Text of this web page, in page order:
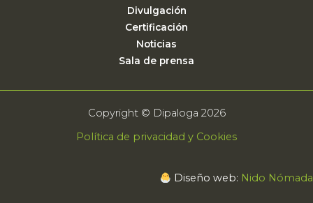
Divulgación
Certificación
Noticias
Sala de prensa
Copyright © Dipaloga 2026
Política de privacidad y Cookies
Diseño web: Nido Nómada